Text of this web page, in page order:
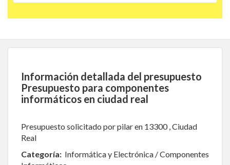
Información detallada del presupuesto
Presupuesto para componentes
informáticos en ciudad real
Presupuesto solicitado por pilar en 13300 , Ciudad
Real
Categoría: Informática y Electrónica / Componentes